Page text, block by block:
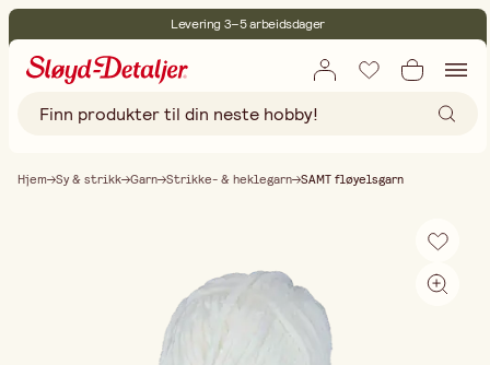
Levering 3–5 arbeidsdager
Fri frakt ved kjøp over 499:-
Hjem Sy & strikk Garn Strikke- & heklegarn SAMT fløyelsgarn